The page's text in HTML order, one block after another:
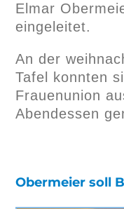
Elmar
eingeleitet.
An der
Tafel konnten
Frauenunion
Abendessen
Obermeier soll